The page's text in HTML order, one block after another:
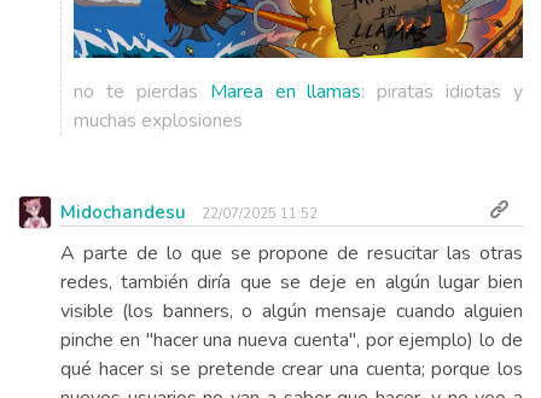
no te pierdas Marea en llamas: piratas idiotas y
muchas explosiones
Midochandesu 22/07/2025 11:52
A parte de lo que se propone de resucitar las otras
redes, también diría que se deje en algún lugar bien
visible (los banners, o algún mensaje cuando alguien
pinche en "hacer una nueva cuenta", por ejemplo) lo de
qué hacer si se pretende crear una cuenta; porque los